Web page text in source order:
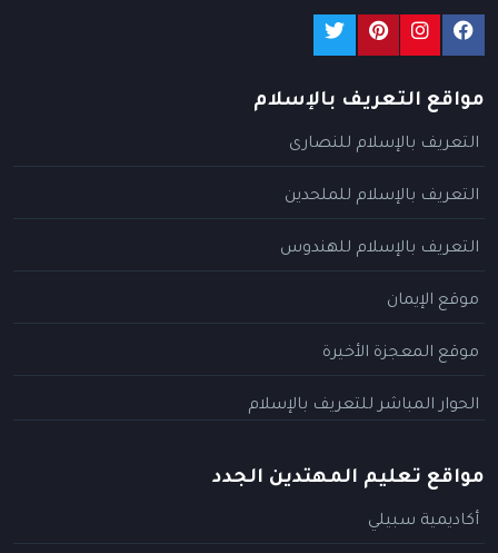
مواقع التعريف بالإسلام
التعريف بالإسلام للنصارى
التعريف بالإسلام للملحدين
التعريف بالإسلام للهندوس
موقع الإيمان
موقع المعجزة الأخيرة
الحوار المباشر للتعريف بالإسلام
مواقع تعليم المهتدين الجدد
أكاديمية سبيلي